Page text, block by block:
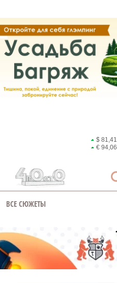
$ 81,41
€ 94,06
ВСЕ СЮЖЕТЫ